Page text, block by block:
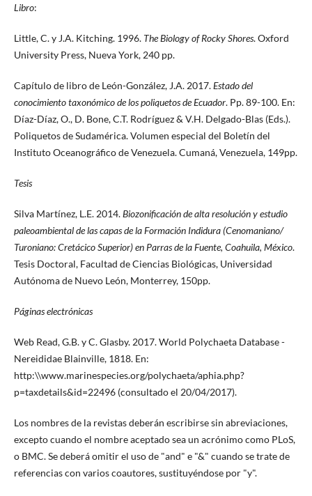
Libro:
Little, C. y J.A. Kitching. 1996. The Biology of Rocky Shores. Oxford
University Press, Nueva York, 240 pp.
Capítulo de libro de León-González, J.A. 2017.Estado del
conocimiento taxonómico de los poliquetos de Ecuador. Pp. 89-100. En:
Díaz-Díaz, O., D. Bone, C.T. Rodríguez & V.H. Delgado-Blas (Eds.).
Poliquetos de Sudamérica. Volumen especial del Boletín del
Instituto Oceanográfico de Venezuela. Cumaná, Venezuela, 149pp.
Tesis
Silva Martínez, L.E. 2014.Biozonificación de alta resolución y estudio
paleoambiental de las capas de la Formación Indidura (Cenomaniano/
Turoniano: Cretácico Superior) en Parras de la Fuente, Coahuila, México.
Tesis Doctoral, Facultad de Ciencias Biológicas, Universidad
Autónoma de Nuevo León, Monterrey, 150pp.
Páginas electrónicas
Web Read, G.B. y C. Glasby. 2017. World Polychaeta Database -
Nereididae Blainville, 1818. En:
http:\\www.marinespecies.org/polychaeta/aphia.php?
p=taxdetails&id=22496 (consultado el 20/04/2017).
Los nombres de la revistas deberán escribirse sin abreviaciones,
excepto cuando el nombre aceptado sea un acrónimo como PLoS,
o BMC. Se deberá omitir el uso de "and" e "&" cuando se trate de
referencias con varios coautores, sustituyéndose por "y".